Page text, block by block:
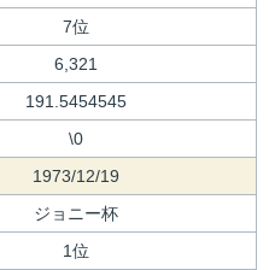
7位
6,321
191.5454545
\0
1973/12/19
ジョニー杯
1位